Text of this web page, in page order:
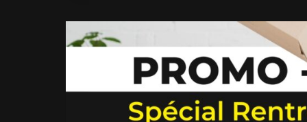
VOTRE
BOX
AU